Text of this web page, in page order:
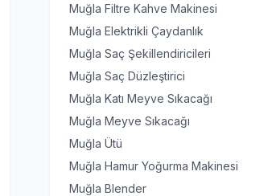
Muğla Filtre Kahve Makinesi
Muğla Elektrikli Çaydanlık
Muğla Saç Şekillendiricileri
Muğla Saç Düzleştirici
Muğla Katı Meyve Sıkacağı
Muğla Meyve Sıkacağı
Muğla Ütü
Muğla Hamur Yoğurma Makinesi
Muğla Blender